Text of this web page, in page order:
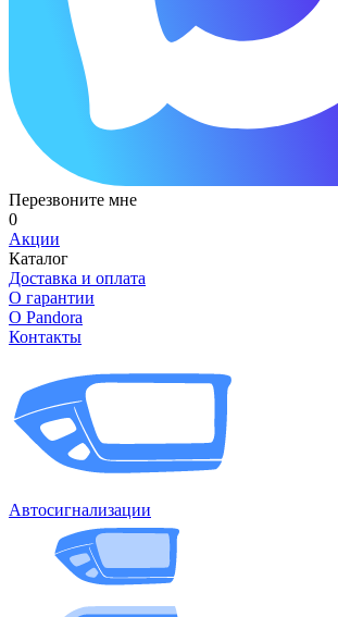
Перезвоните мне
0
Акции
Каталог
Доставка и оплата
О гарантии
О Pandora
Контакты
Автосигнализации